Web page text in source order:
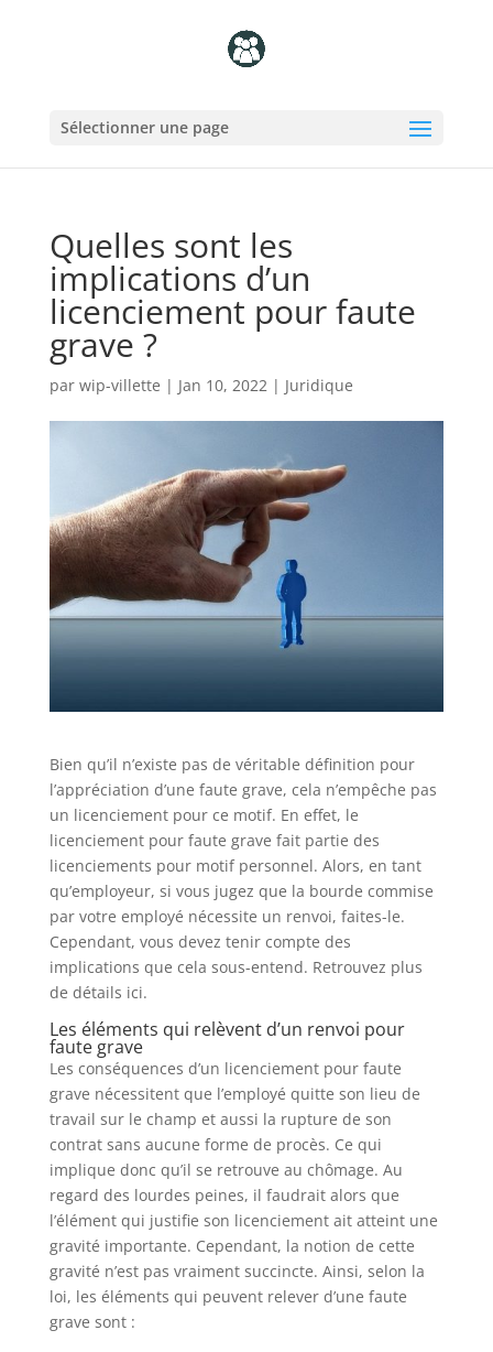
Sélectionner une page
Quelles sont les
implications d’un
licenciement pour faute
grave ?
par wip-villette | Jan 10, 2022| Juridique
Bien qu’il n’existe pas de véritable définition pour
l’appréciation d’une faute grave, cela n’empêche pas
un licenciement pour ce motif. En effet, le
licenciement pour faute grave fait partie des
licenciements pour motif personnel. Alors, en tant
qu’employeur, si vous jugez que la bourde commise
par votre employé nécessite un renvoi, faites-le.
Cependant, vous devez tenir compte des
implications que cela sous-entend. Retrouvez plus
de détails ici.
Les éléments qui relèvent d’un renvoi pour
faute grave
Les conséquences d’un licenciement pour faute
grave nécessitent que l’employé quitte son lieu de
travail sur le champ et aussi la rupture de son
contrat sans aucune forme de procès. Ce qui
implique donc qu’il se retrouve au chômage. Au
regard des lourdes peines, il faudrait alors que
l’élément qui justifie son licenciement ait atteint une
gravité importante. Cependant, la notion de cette
gravité n’est pas vraiment succincte. Ainsi, selon la
loi, les éléments qui peuvent relever d’une faute
grave sont :